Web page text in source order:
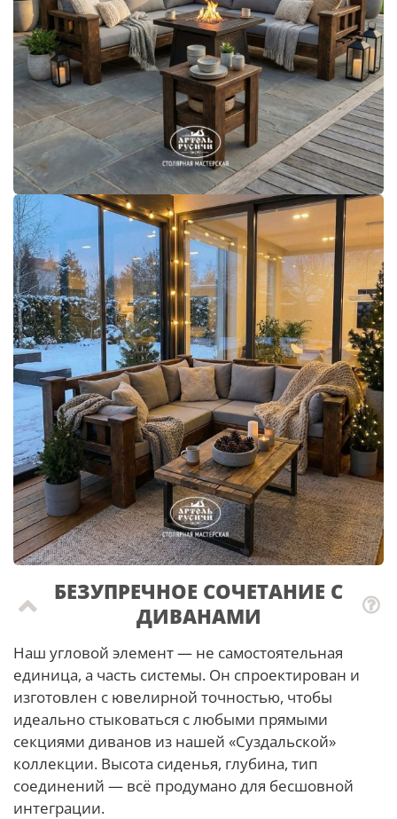
БЕЗУПРЕЧНОЕ СОЧЕТАНИЕ С
ДИВАНАМИ
Наш угловой элемент — не самостоятельная
единица, а часть системы. Он спроектирован и
изготовлен с ювелирной точностью, чтобы
идеально стыковаться с любыми прямыми
секциями диванов из нашей «Суздальской»
коллекции. Высота сиденья, глубина, тип
соединений — всё продумано для бесшовной
интеграции.